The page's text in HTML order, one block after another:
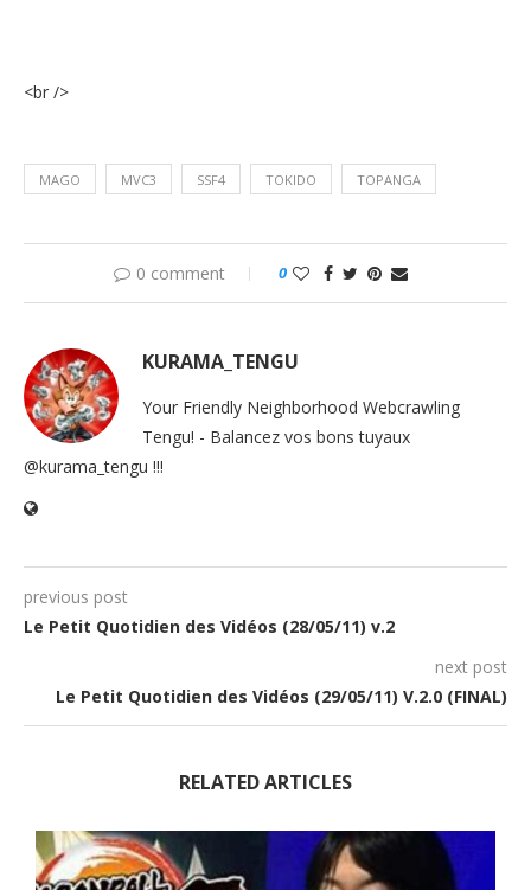
<br />
MAGO MVC3 SSF4 TOKIDO TOPANGA
0 comment 0
KURAMA_TENGU
Your Friendly Neighborhood Webcrawling
Tengu! - Balancez vos bons tuyaux
@kurama_tengu !!!
previous post
Le Petit Quotidien des Vidéos (28/05/11) v.2
next post
Le Petit Quotidien des Vidéos (29/05/11) V.2.0 (FINAL)
RELATED ARTICLES